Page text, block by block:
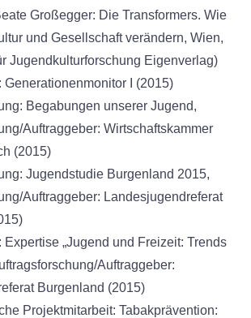
Großegger: Die Transformers. Wie
und Gesellschaft verändern, Wien,
Jugendkulturforschung Eigenverlag)
Generationenmonitor I (2015)
Begabungen unserer Jugend,
Auftraggeber: Wirtschaftskammer
(2015)
Jugendstudie Burgenland 2015,
Auftraggeber: Landesjugendreferat
„Jugend und Freizeit: Trends
Auftraggeber:
Burgenland (2015)
Projektmitarbeit: Tabakprävention: